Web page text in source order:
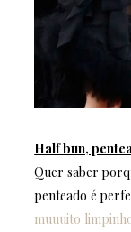
Half bun,
Quer saber
penteado é
muuuito